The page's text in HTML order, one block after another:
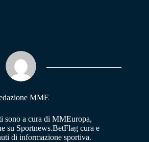
MME
sono a cura di MMEuropa,
su Sportnews.BetFlag cura e
di informazione sportiva.